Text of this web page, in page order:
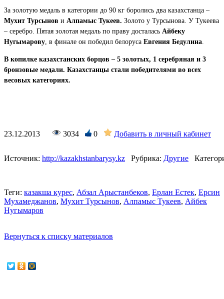
За золотую медаль в категории до 90 кг боролись два казахстанца –
Мухит Турсынов и Алпамыс Тукеев. Золото у Турсынова. У Тукеева
– серебро. Пятая золотая медаль по праву досталась Айбеку
Нугымарову , в финале он победил белоруса Евгения Бедулина
В копилке казахстанских борцов – 5 золотых, 1 серебряная и 3
бронзовые медали. Казахстанцы стали победителями во всех
весовых категориях.
23.12.2013 3034 0 Добавить в личный кабинет
Источник: http://kazakhstanbarysy.kz Рубрика: Другие
Теги: казакша курес, Абзал Арыстанбеков, Ерлан Естек, Ерсин
Мухамеджанов, Мухит Турсынов, Алпамыс Тукеев, Айбек
Нугымаров
Вернуться к списку материалов